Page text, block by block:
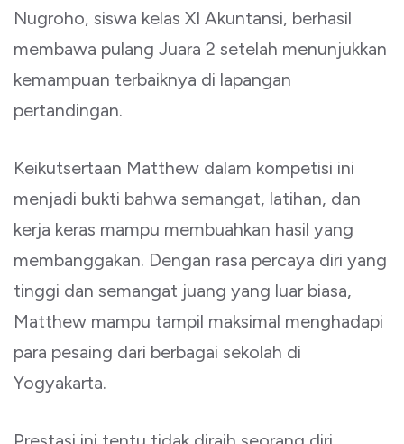
Nugroho, siswa kelas XI Akuntansi, berhasil
membawa pulang Juara 2 setelah menunjukkan
kemampuan terbaiknya di lapangan
pertandingan.
Keikutsertaan Matthew dalam kompetisi ini
menjadi bukti bahwa semangat, latihan, dan
kerja keras mampu membuahkan hasil yang
membanggakan. Dengan rasa percaya diri yang
tinggi dan semangat juang yang luar biasa,
Matthew mampu tampil maksimal menghadapi
para pesaing dari berbagai sekolah di
Yogyakarta.